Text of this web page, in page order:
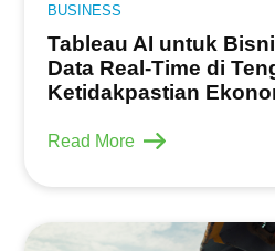
BUSINESS
Tableau AI untuk
Data Real-Time di
Ketidakpastian
Read More